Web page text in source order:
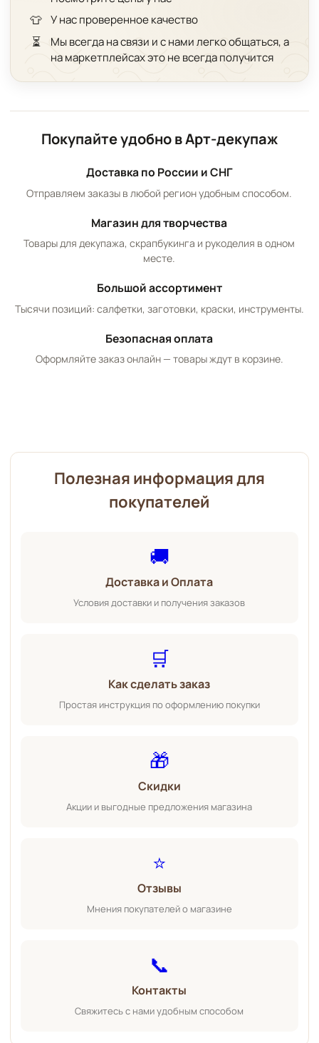
👕 У нас проверенное качество
⏳
Мы всегда на связи и с нами легко общаться, а
на маркетплейсах это не всегда получится
Покупайте удобно в Арт-декупаж
Доставка по России и СНГ
Отправляем заказы в любой регион удобным способом.
Магазин для творчества
Товары для декупажа, скрапбукинга и рукоделия в одном
месте.
Большой ассортимент
Тысячи позиций: салфетки, заготовки, краски, инструменты.
Безопасная оплата
Оформляйте заказ онлайн — товары ждут в корзине.
Полезная информация для
покупателей
🚚
Доставка и Оплата
Условия доставки и получения заказов
🛒
Как сделать заказ
Простая инструкция по оформлению покупки
🎁
Скидки
Акции и выгодные предложения магазина
⭐
Отзывы
Мнения покупателей о магазине
📞
Контакты
Свяжитесь с нами удобным способом